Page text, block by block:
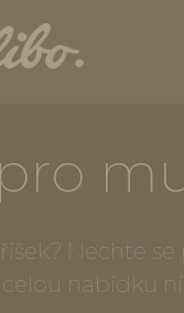
Nechte
nabídku